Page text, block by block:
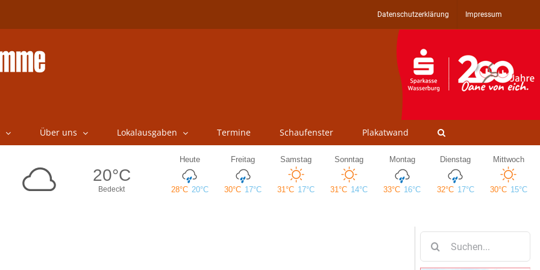
Datenschutzerklärung Impressum
Über uns Lokalausgaben Termine Schaufenster Plakatwand
nach: